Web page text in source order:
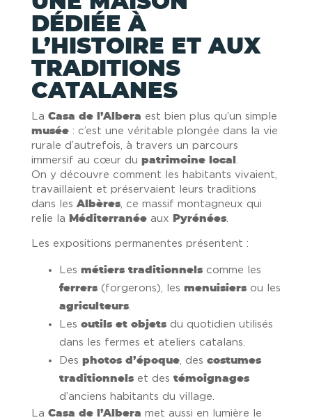
DÉDIÉE À
L’HISTOIRE ET AUX
TRADITIONS
CATALANES
La Casa de l’Albera est bien plus qu’un simple
musée: c’est une véritable plongée dans la vie
rurale d’autrefois, à travers un parcours
immersif au cœur du patrimoine local .
On y découvre comment les habitants vivaient,
travaillaient et préservaient leurs traditions
dans les Albères, ce massif montagneux qui
relie la
Méditerranéeaux Pyrénées.
Les expositions permanentes présentent :
Les métiers traditionnelscomme les
ferrers(forgerons), les menuisiersou les
agriculteurs.
Les outils et objetsdu quotidien utilisés
dans les fermes et ateliers catalans.
Des photos d’époque, des costumes
traditionnelset des témoignages
d’anciens habitants du village.
La Casa de l’Albera met aussi en lumière le